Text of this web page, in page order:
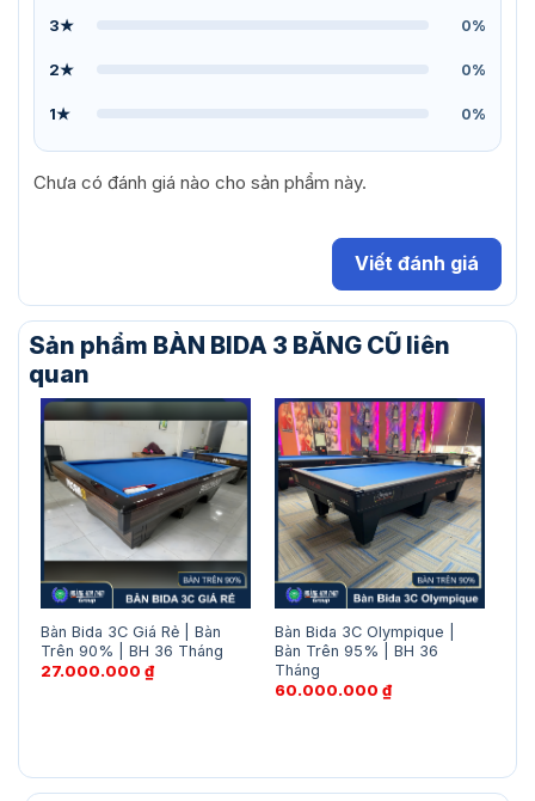
3★ 0%
2★ 0%
1★ 0%
Chưa có đánh giá nào cho sản phẩm này.
Viết đánh giá
Sản phẩm BÀN BIDA 3 BĂNG CŨ liên
quan
Bàn Bida 3C Giá Rẻ | Bàn
Trên 90% | BH 36 Tháng
27.000.000 ₫
Bàn Bida 3C Olympique |
Bàn Trên 95% | BH 36
Tháng
60.000.000 ₫